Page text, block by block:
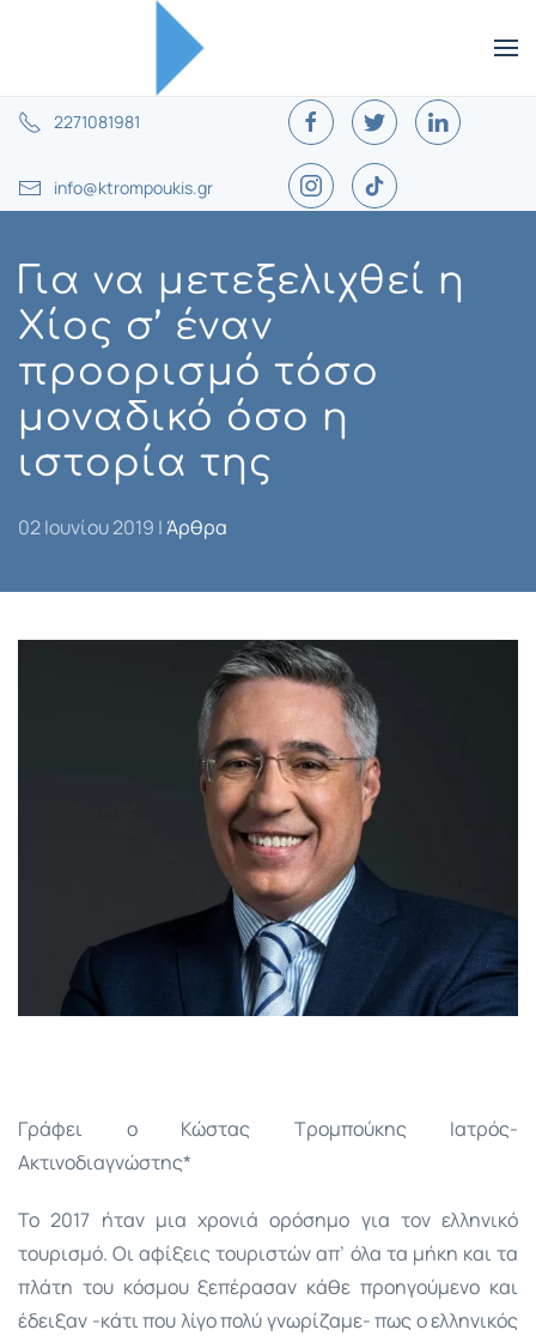
2271081981
info@ktrompoukis.gr
Για να μετεξελιχθεί η
Χίος σ’ έναν
προορισμό τόσο
μοναδικό όσο η
ιστορία της
02 Ιουνίου 2019 |Άρθρα
Γράφει ο Κώστας Τρομπούκης Ιατρός-
Ακτινοδιαγνώστης*
Το 2017 ήταν μια χρονιά ορόσημο για τον ελληνικό
τουρισμό. Οι αφίξεις τουριστών απ’ όλα τα μήκη και τα
πλάτη του κόσμου ξεπέρασαν κάθε προηγούμενο και
έδειξαν -κάτι που λίγο πολύ γνωρίζαμε- πως ο ελληνικός